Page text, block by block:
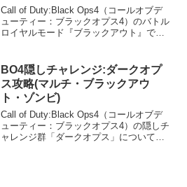
Call of Duty:Black Ops4（コールオブデ
ューティー：ブラックオプス4）のバトル
ロイヤルモード『ブラックアウト』で生
のコツソロは難易度高し。初心者はデ...
BO4隠しチャレンジ:ダークオプ
ス攻略(マルチ・ブラックアウ
ト・ゾンビ)
Call of Duty:Black Ops4（コールオブデ
ューティー：ブラックオプス4）の隠しチ
ャレンジ群「ダークオプス」についてま